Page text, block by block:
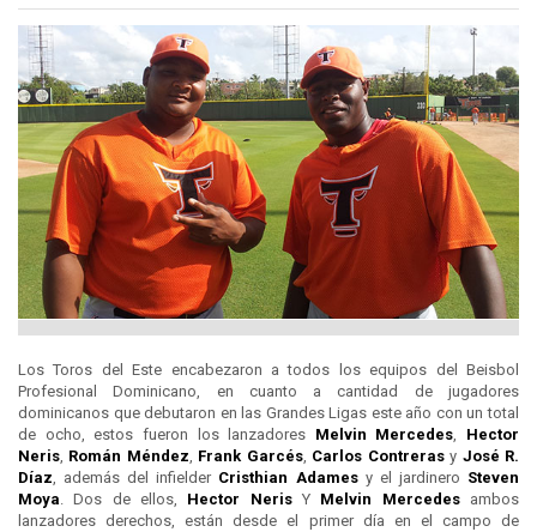
Los Toros del Este encabezaron a todos los equipos del Beisbol
Profesional Dominicano, en cuanto a cantidad de jugadores
dominicanos que debutaron en las Grandes Ligas este año con un total
de ocho, estos fueron los lanzadores Melvin Mercedes, Hector
Neris, Román Méndez, Frank Garcés, Carlos Contrerasy José R.
Díaz, además del infielder Cristhian Adamesy el jardinero Steven
Moya. Dos de ellos, Hector NerisY Melvin Mercedesambos
lanzadores derechos, están desde el primer día en el campo de